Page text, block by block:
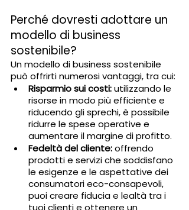
Perché dovresti adottare un
modello di business
sostenibile?
Un modello di business sostenibile
può offrirti numerosi vantaggi, tra cui:
Risparmio sui costi: utilizzando le
risorse in modo più efficiente e
riducendo gli sprechi, è possibile
ridurre le spese operative e
aumentare il margine di profitto.
Fedeltà del cliente: offrendo
prodotti e servizi che soddisfano
le esigenze e le aspettative dei
consumatori eco-consapevoli,
puoi creare fiducia e lealtà tra i
tuoi clienti e ottenere un